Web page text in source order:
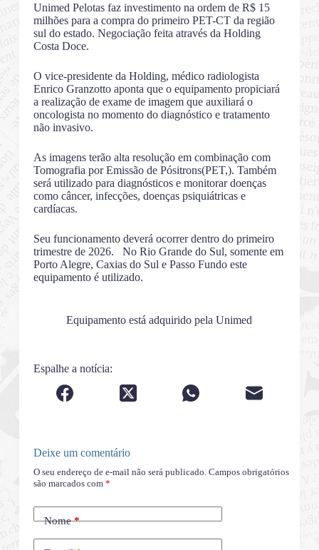
Unimed Pelotas faz investimento na ordem de R$ 15
milhões para a compra do primeiro PET-CT da região
sul do estado. Negociação feita através da Holding
Costa Doce.
O vice-presidente da Holding, médico radiologista
Enrico Granzotto aponta que o equipamento propiciará
a realização de exame de imagem que auxiliará o
oncologista no momento do diagnóstico e tratamento
não invasivo.
As imagens terão alta resolução em combinação com
Tomografia por Emissão de Pósitrons(PET,). Também
será utilizado para diagnósticos e monitorar doenças
como câncer, infecções, doenças psiquiátricas e
cardíacas.
Seu funcionamento deverá ocorrer dentro do primeiro
trimestre de 2026. No Rio Grande do Sul, somente em
Porto Alegre, Caxias do Sul e Passo Fundo este
equipamento é utilizado.
Equipamento está adquirido pela Unimed
Espalhe a notícia:
Deixe um comentário
O seu endereço de e-mail não será publicado. Campos obrigatórios
são marcados com *
Nome*